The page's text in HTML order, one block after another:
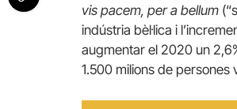
vis pacem, per a bellum
indústria bèl·lica i
augmentar el 2020 un
1.500 milions de